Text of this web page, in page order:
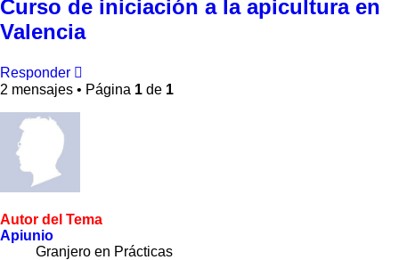
Curso de iniciación a la apicultura en
Valencia
Responder
2 mensajes • Página 1 de 1
Autor del Tema
Apiunio
Granjero en Prácticas